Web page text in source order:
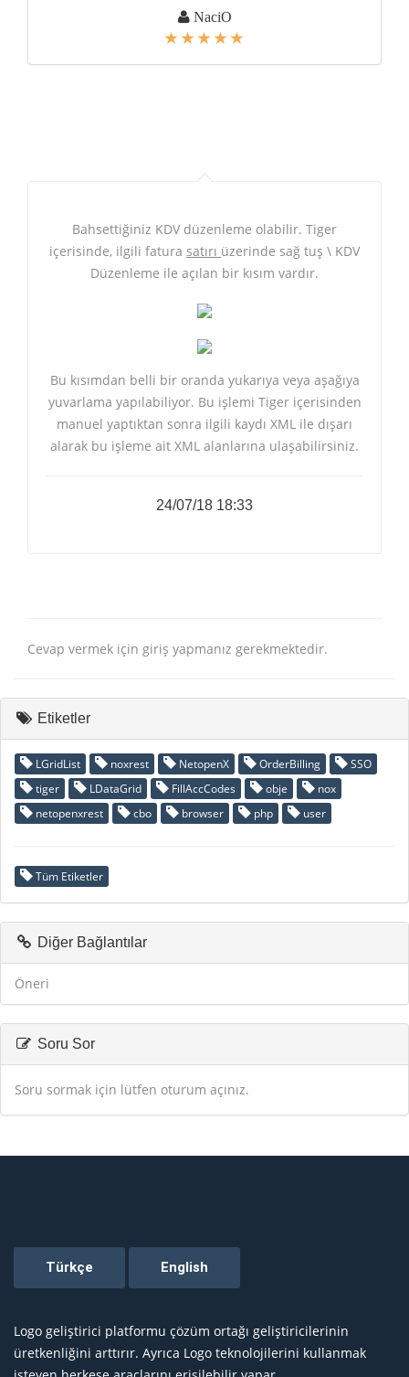
NaciO
Bahsettiğiniz KDV düzenleme olabilir. Tiger
içerisinde, ilgili fatura satırı üzerinde sağ tuş \ KDV
Düzenleme ile açılan bir kısım vardır.
Bu kısımdan belli bir oranda yukarıya veya aşağıya
yuvarlama yapılabiliyor. Bu işlemi Tiger içerisinden
manuel yaptıktan sonra ilgili kaydı XML ile dışarı
alarak bu işleme ait XML alanlarına ulaşabilirsiniz.
24/07/18 18:33
Cevap vermek için giriş yapmanız gerekmektedir.
Etiketler
LGridList noxrest NetopenX OrderBilling
SSO
tiger
LDataGrid FillAccCodes obje
nox
netopenxrest
cbo browser php user
Tüm Etiketler
Diğer Bağlantılar
Öneri
Soru Sor
Soru sormak için lütfen oturum açınız.
Logo geliştirici platformu çözüm ortağı geliştiricilerinin
üretkenliğini arttırır. Ayrıca Logo teknolojilerini kullanmak